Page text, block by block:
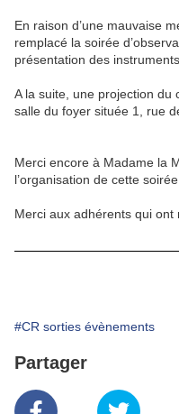
En raison d’une mauvaise
remplacé la soirée
présentation des
A la suite, une projection du
salle du foyer située 1, rue
Merci encore à Madame la
l’organisation de cette soirée.
Merci aux adhérents qui ont
#CR sorties évènements
Partager